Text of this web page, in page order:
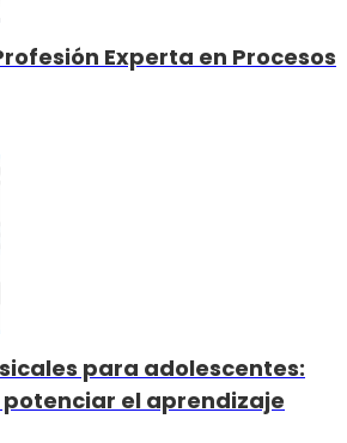
Experta en Procesos
para adolescentes:
el aprendizaje